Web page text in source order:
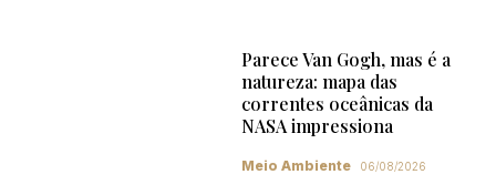
Parece Van Gogh, mas é a
natureza: mapa das
correntes oceânicas da
NASA impressiona
Meio Ambiente 06/08/2026